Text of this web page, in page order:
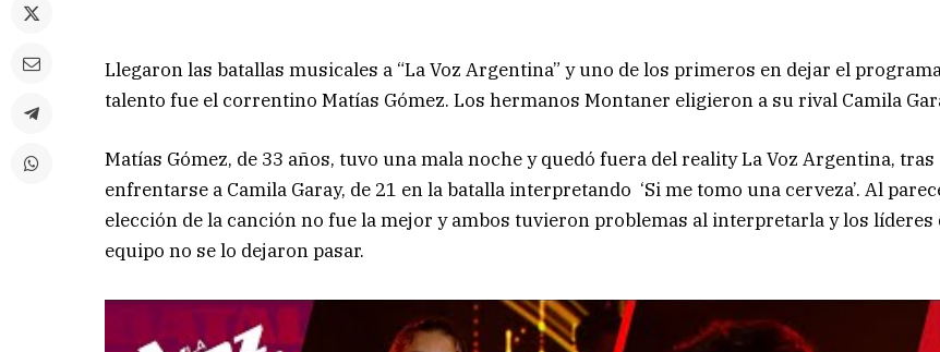
Llegaron las batallas musicales a “La Voz Argentina” y uno de los primeros en dejar el
talento fue el correntino Matías Gómez. Los hermanos Montaner eligieron a su rival Camila
Matías Gómez, de 33 años, tuvo una mala noche y quedó fuera del reality La Voz Argentina, tras
enfrentarse a Camila Garay, de 21 en la batalla interpretando ‘Si me tomo una cerveza’. Al
elección de la canción no fue la mejor y ambos tuvieron problemas al interpretarla y los líderes
equipo no se lo dejaron pasar.